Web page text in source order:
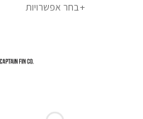
בחר אפשרויות